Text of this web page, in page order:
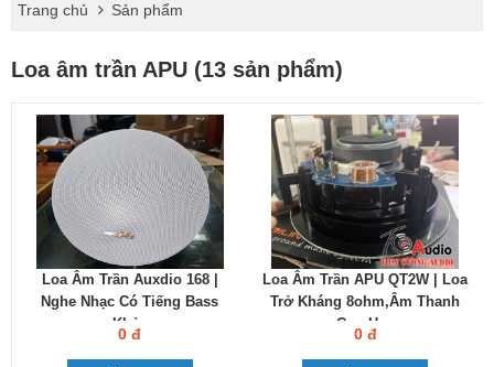
Trang chủ Sản phẩm
Loa âm trần APU (13 sản phẩm)
Loa Âm Trần Auxdio 168 |
Nghe Nhạc Có Tiếng Bass
Khỏe
0 đ
Loa Âm Trần APU QT2W | Loa
Trở Kháng 8ohm,âm Thanh
Cực Hay
0 đ